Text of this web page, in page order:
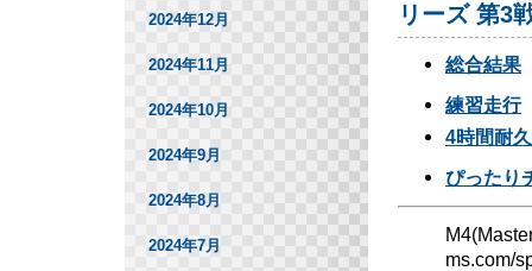
リーズ 第3
総合結果
練習走行
4時間耐久
ぴったり
ms.com/
2024年12月
2024年11月
2024年10月
2024年9月
2024年8月
2024年7月